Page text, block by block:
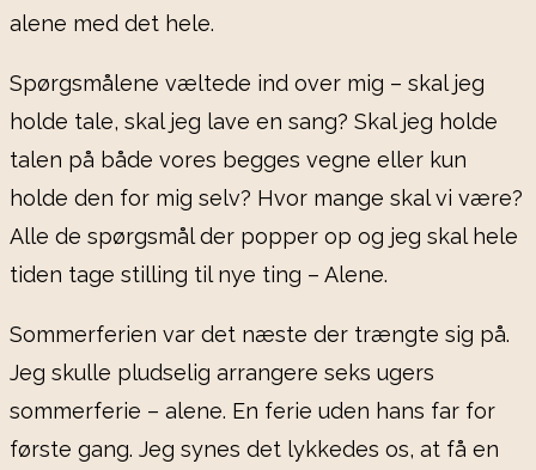
alene med det hele.
Spørgsmålene væltede ind over mig – skal jeg
holde tale, skal jeg lave en sang? Skal jeg holde
talen på både vores begges vegne eller kun
holde den for mig selv? Hvor mange skal vi være?
Alle de spørgsmål der popper op og jeg skal hele
tiden tage stilling til nye ting – Alene.
Sommerferien var det næste der trængte sig på.
Jeg skulle pludselig arrangere seks ugers
sommerferie – alene. En ferie uden hans far for
første gang. Jeg synes det lykkedes os, at få en